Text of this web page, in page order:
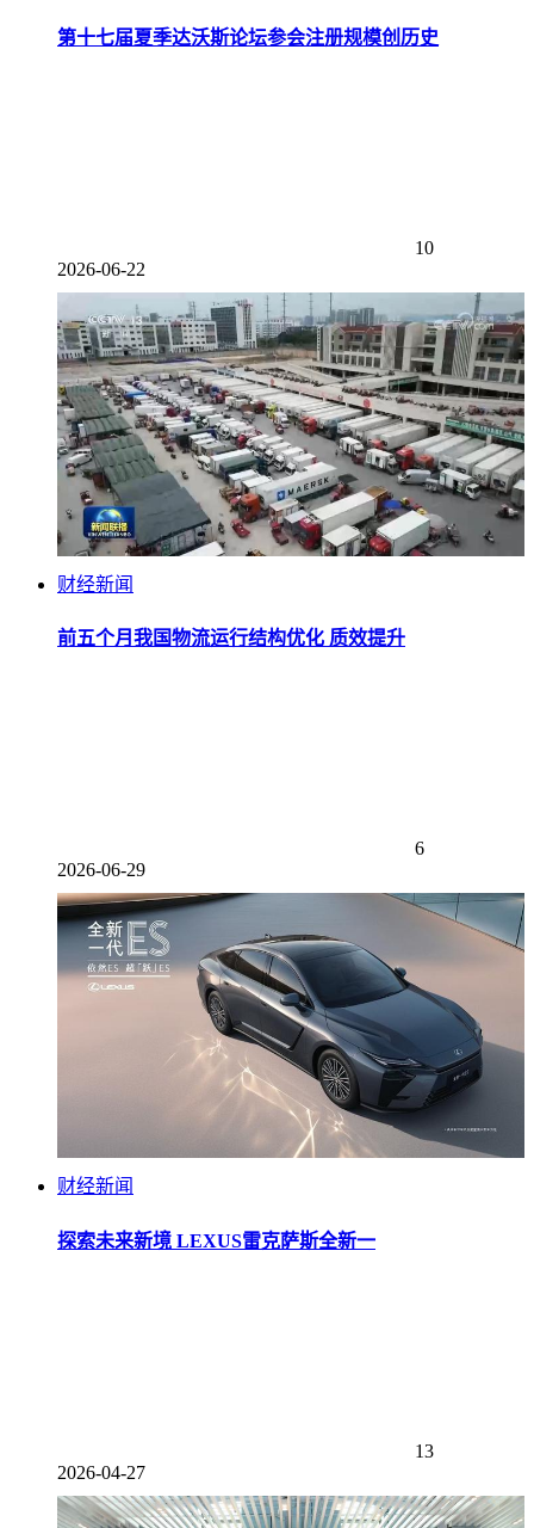
第十七届夏季达沃斯论坛参会注册规模创历史
10
2026-06-22
财经新闻
前五个月我国物流运行结构优化 质效提升
6
2026-06-29
财经新闻
探索未来新境 LEXUS雷克萨斯全新一
13
2026-04-27